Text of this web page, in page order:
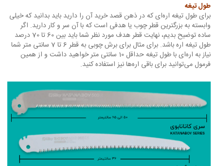
طول تیغه
برای طول تیغه‌ اره‌ای که در ذهن قصد خرید آن را دارید باید بدانید که خیلی
وابسته به بزرگترین قطر چوب یا هدفی است که با آن سر و کار دارید. اگر
ساده توضیح بدیم، نهایت قطر هدف مورد نظر شما باید بین 60 تا 70 درصد
طول تیغه اره باشد. برای مثال برای برش چوبی به قطر 6 تا 7 سانتی متر شما
نیاز به اره‌ای با طول تیغه حداقل 10 سانتی متر خواهید داشت و از همین
فرمول می‌توانید برای باقی اره‌ها نیز استفاده کنید.